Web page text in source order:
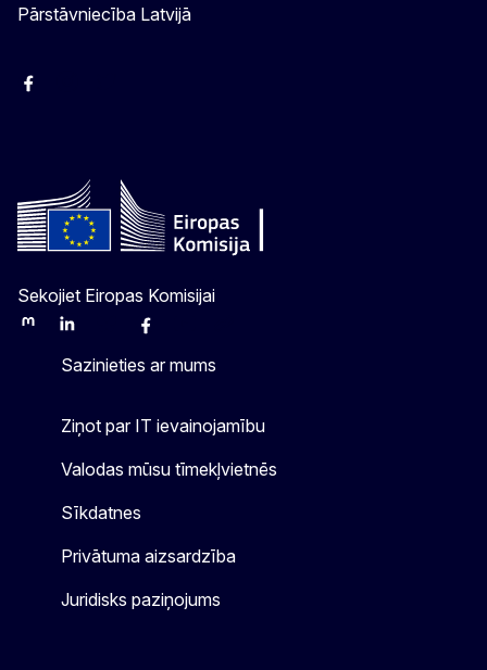
Pārstāvniecība Latvijā
Facebook
Sekojiet Eiropas Komisijai
MastodonLinkedInBlueskyFacebook
Sazinieties ar mums
Ziņot par IT ievainojamību
Valodas mūsu tīmekļvietnēs
Sīkdatnes
Privātuma aizsardzība
Juridisks paziņojums